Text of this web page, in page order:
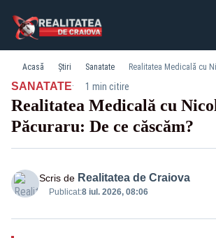
Acasă Știri Sanatate
SANATATE· 1 min citire
Realitatea Medicală cu
Păcuraru: De ce căscăm?
Scris de Realitatea de Craiova
Publicat:8 iul. 2026, 08:06